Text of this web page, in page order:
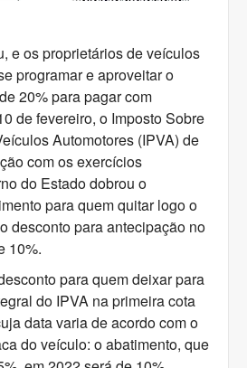
e os proprietários de veículos
programar e aproveitar o
20% para pagar com
de fevereiro, o Imposto Sobre
Automotores (IPVA) de
com os exercícios
do Estado dobrou o
para quem quitar logo o
desconto para antecipação no
10%.
para quem deixar para
do IPVA na primeira cota
data varia de acordo com o
do veículo: o abatimento, que